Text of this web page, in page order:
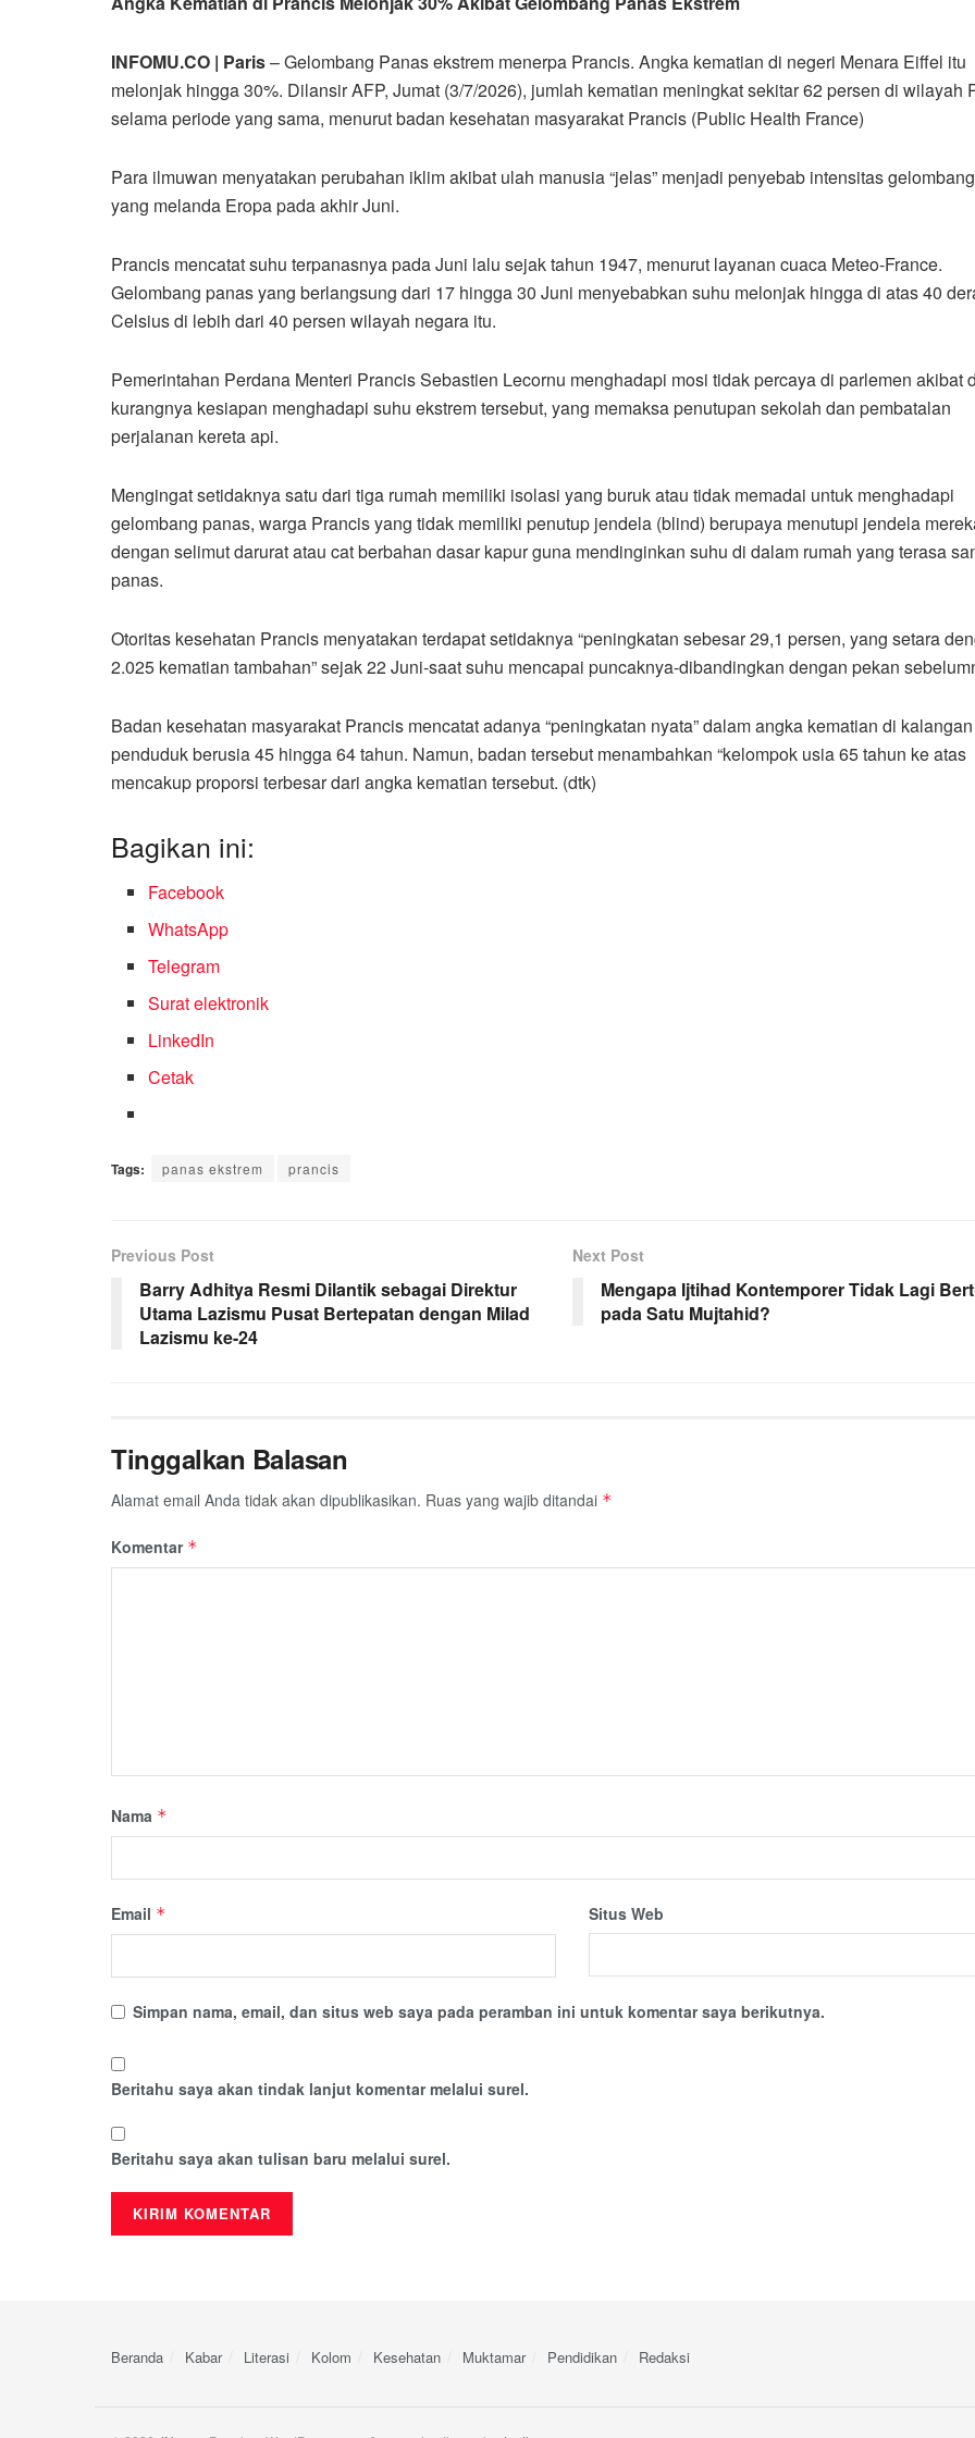
INFOMU.CO | Paris– Gelombang Panas ekstrem menerpa Prancis. Angka kematian di negeri Menara Eiffel itu
melonjak hingga 30%. Dilansir AFP, Jumat (3/7/2026), jumlah kematian meningkat sekitar 62 persen di wilayah
selama periode yang sama, menurut badan kesehatan masyarakat Prancis (Public Health France)
Para ilmuwan menyatakan perubahan iklim akibat ulah manusia “jelas” menjadi penyebab intensitas
yang melanda Eropa pada akhir Juni.
Prancis mencatat suhu terpanasnya pada Juni lalu sejak tahun 1947, menurut layanan cuaca Meteo-France.
Gelombang panas yang berlangsung dari 17 hingga 30 Juni menyebabkan suhu melonjak hingga di atas 40
Celsius di lebih dari 40 persen wilayah negara itu.
Pemerintahan Perdana Menteri Prancis Sebastien Lecornu menghadapi mosi tidak percaya di parlemen akibat
kurangnya kesiapan menghadapi suhu ekstrem tersebut, yang memaksa penutupan sekolah dan pembatalan
perjalanan kereta api.
Mengingat setidaknya satu dari tiga rumah memiliki isolasi yang buruk atau tidak memadai untuk menghadapi
gelombang panas, warga Prancis yang tidak memiliki penutup jendela (blind) berupaya menutupi jendela
dengan selimut darurat atau cat berbahan dasar kapur guna mendinginkan suhu di dalam rumah yang terasa
panas.
Otoritas kesehatan Prancis menyatakan terdapat setidaknya “peningkatan sebesar 29,1 persen, yang setara
2.025 kematian tambahan” sejak 22 Juni-saat suhu mencapai puncaknya-dibandingkan dengan pekan
Badan kesehatan masyarakat Prancis mencatat adanya “peningkatan nyata” dalam angka kematian di kalangan
penduduk berusia 45 hingga 64 tahun. Namun, badan tersebut menambahkan “kelompok usia 65 tahun ke atas
mencakup proporsi terbesar dari angka kematian tersebut. (dtk)
Bagikan ini:
Facebook
WhatsApp
Telegram
Surat elektronik
LinkedIn
Cetak
Tags: panas ekstrem prancis
Previous Post
Barry Adhitya Resmi Dilantik sebagai Direktur
Utama Lazismu Pusat Bertepatan dengan Milad
Lazismu ke-24
Next Post
Mengapa Ijtihad Kontemporer Tidak Lagi
pada Satu Mujtahid?
Tinggalkan Balasan
Alamat email Anda tidak akan dipublikasikan. Ruas yang wajib ditandai *
Komentar *
Nama *
Email * Situs Web
Simpan nama, email, dan situs web saya pada peramban ini untuk komentar saya berikutnya.
Beritahu saya akan tindak lanjut komentar melalui surel.
Beritahu saya akan tulisan baru melalui surel.
Beranda Kabar Literasi Kolom Kesehatan Muktamar Pendidikan Redaksi